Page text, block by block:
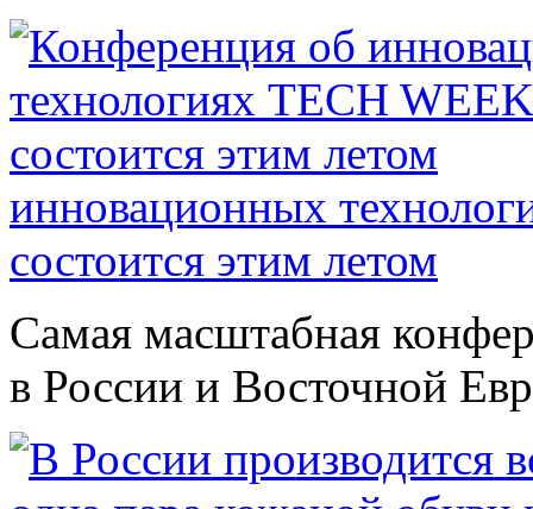
инновационных
состоится этим летом
Самая масштабная
в России и Восточной